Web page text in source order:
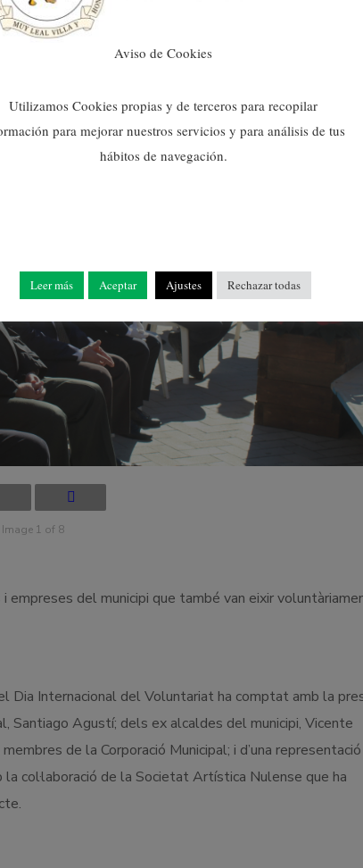
Image 1 of 8
del municipi que també van eixir
Dia Internacional del Voluntariat ha comptat amb la
Santiago Agustí; dels ex alcaldes del municipi, Vicente
de la Corporació Municipal; i d’una representació
col·laboració de la Societat Artística Nulense que ha
Aviso de Cookies
Utilizamos Cookies propias y de terceros para recopilar
para mejorar nuestros servicios y para análisis de tus
hábitos de navegación.
Leer más Aceptar Ajustes Rechazar todas